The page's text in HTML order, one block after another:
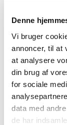
Denne
Vi bruger
annoncer, til at
at analysere
din brug af
for sociale
data med
de har
28 November 2023
The last day
of free sale to
13 December